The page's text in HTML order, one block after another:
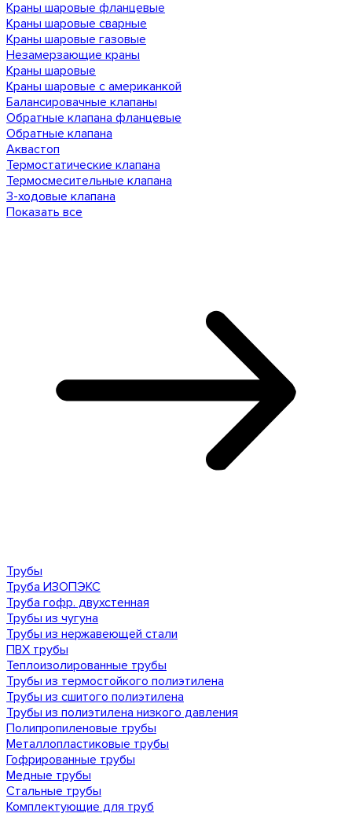
Краны шаровые фланцевые
Краны шаровые сварные
Краны шаровые газовые
Незамерзающие краны
Краны шаровые
Краны шаровые с американкой
Балансировачные клапаны
Обратные клапана фланцевые
Обратные клапана
Аквастоп
Термостатические клапана
Термосмесительные клапана
3-ходовые клапана
Показать все
Трубы
Труба ИЗОПЭКС
Труба гофр. двухстенная
Трубы из чугуна
Трубы из нержавеющей стали
ПВХ трубы
Теплоизолированные трубы
Трубы из термостойкого полиэтилена
Трубы из сшитого полиэтилена
Трубы из полиэтилена низкого давления
Полипропиленовые трубы
Металлопластиковые трубы
Гофрированные трубы
Медные трубы
Стальные трубы
Комплектующие для труб